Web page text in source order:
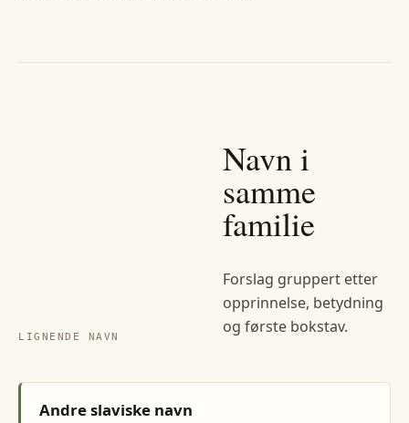
LIGNENDE NAVN
Navn i
samme
familie
Forslag gruppert etter
opprinnelse, betydning
og første bokstav.
Andre slaviske navn